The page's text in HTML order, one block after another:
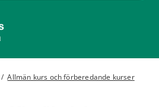
/ Allmän kurs och förberedande kurser